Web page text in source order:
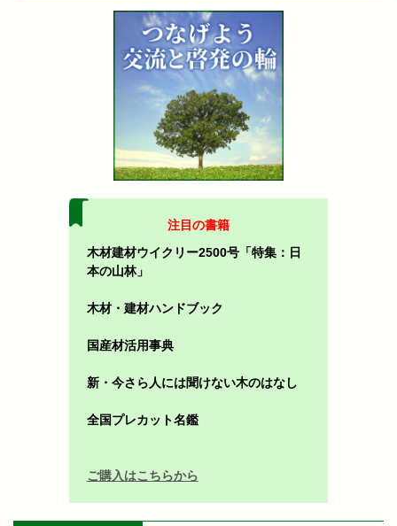
注目の書籍
木材建材ウイクリー2500号「特集：日
本の山林」
木材・建材ハンドブック
国産材活用事典
新・今さら人には聞けない木のはなし
全国プレカット名鑑
ご購入はこちらから